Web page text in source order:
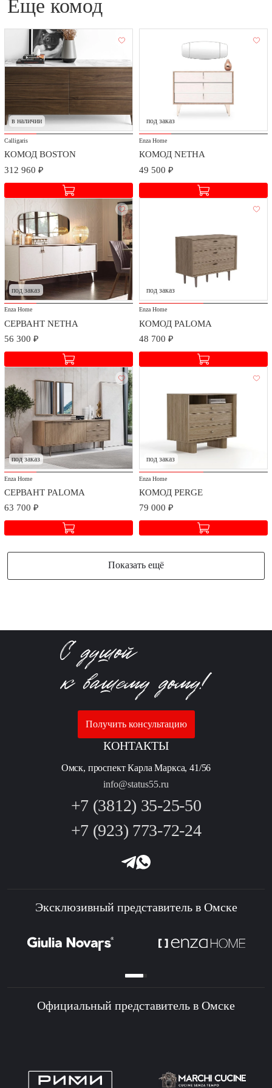
еще комод
в наличии
Calligaris
КОМОД BOSTON
312 960 ₽
под заказ
Enza Home
КОМОД NETHA
49 500 ₽
под заказ
Enza Home
СЕРВАНТ NETHA
56 300 ₽
под заказ
Enza Home
КОМОД PALOMA
48 700 ₽
под заказ
Enza Home
СЕРВАНТ PALOMA
63 700 ₽
под заказ
Enza Home
КОМОД PERGE
79 000 ₽
Показать ещё
Получить консультацию
КОНТАКТЫ
Омск, проспект Карла Маркса, 41/56
info@status55.ru
+7 (3812) 35-25-50
+7 (923) 773-72-24
Эксклюзивный представитель в Омске
Официальный представитель в Омске